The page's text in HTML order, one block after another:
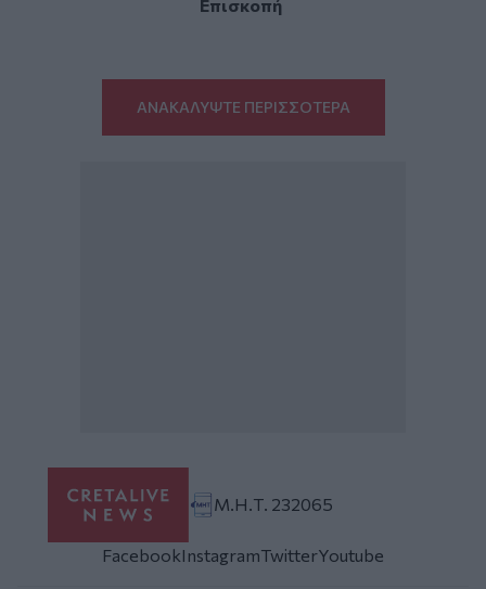
Επισκοπή
ΑΝΑΚΑΛΥΨΤΕ ΠΕΡΙΣΣΟΤΕΡΑ
Μ.Η.Τ. 232065
FacebookInstagramTwitterYoutube